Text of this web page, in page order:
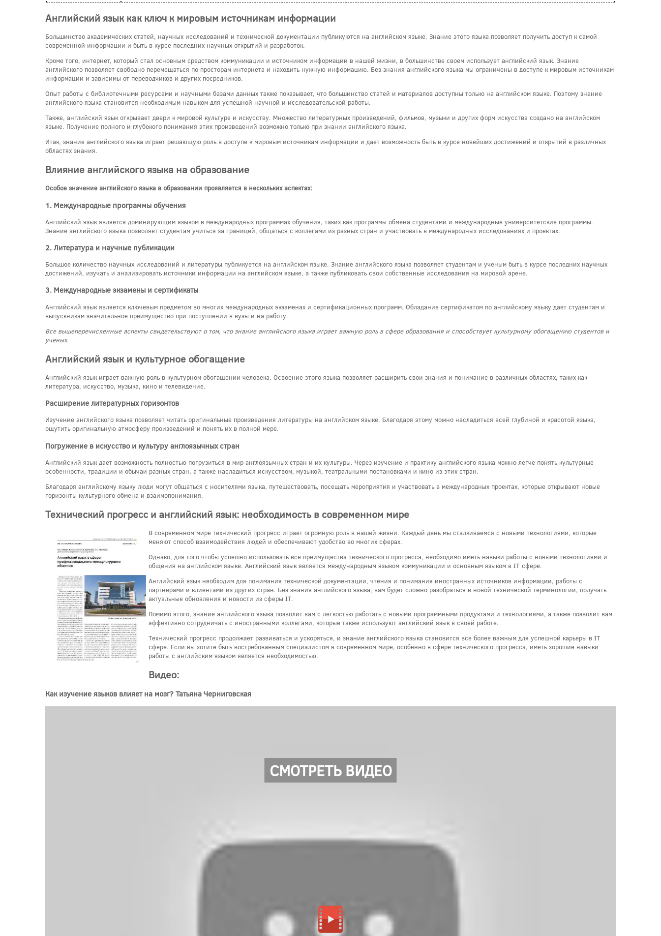
Английский язык как ключ к мировым источникам информации
Большинство академических статей, научных исследований и технической документации публикуются на английском языке. Знание этого языка позволяет получить доступ к самой
современной информации и быть в курсе последних научных открытий и разработок.
Кроме того, интернет, который стал основным средством коммуникации и источником информации в нашей жизни, в большинстве своем использует английский язык. Знание
английского позволяет свободно перемещаться по просторам интернета и находить нужную информацию. Без знания английского языка мы ограничены в доступе к мировым источникам
информации и зависимы от переводчиков и других посредников.
Опыт работы с библиотечными ресурсами и научными базами данных также показывает, что большинство статей и материалов доступны только на английском языке. Поэтому знание
английского языка становится необходимым навыком для успешной научной и исследовательской работы.
Также, английский язык открывает двери к мировой культуре и искусству. Множество литературных произведений, фильмов, музыки и других форм искусства создано на английском
языке. Получение полного и глубокого понимания этих произведений возможно только при знании английского языка.
Итак, знание английского языка играет решающую роль в доступе к мировым источникам информации и дает возможность быть в курсе новейших достижений и открытий в различных
областях знания.
Влияние английского языка на образование
Особое значение английского языка в образовании проявляется в нескольких аспектах:
1. Международные программы обучения
Английский язык является доминирующим языком в международных программах обучения, таких как программы обмена студентами и международные университетские программы.
Знание английского языка позволяет студентам учиться за границей, общаться с коллегами из разных стран и участвовать в международных исследованиях и проектах.
2. Литература и научные публикации
Большое количество научных исследований и литературы публикуется на английском языке. Знание английского языка позволяет студентам и ученым быть в курсе последних научных
достижений, изучать и анализировать источники информации на английском языке, а также публиковать свои собственные исследования на мировой арене.
3. Международные экзамены и сертификаты
Английский язык является ключевым предметом во многих международных экзаменах и сертификационных программ. Обладание сертификатом по английскому языку дает студентам и
выпускникам значительное преимущество при поступлении в вузы и на работу.
Все вышеперечисленные аспекты свидетельствуют о том, что знание английского языка играет важную роль в сфере образования и способствует культурному обогащению студентов и
ученых.
Английский язык и культурное обогащение
Английский язык играет важную роль в культурном обогащении человека. Освоение этого языка позволяет расширить свои знания и понимание в различных областях, таких как
литература, искусство, музыка, кино и телевидение.
Расширение литературных горизонтов
Изучение английского языка позволяет читать оригинальные произведения литературы на английском языке. Благодаря этому можно насладиться всей глубиной и красотой языка,
ощутить оригинальную атмосферу произведений и понять их в полной мере.
Погружение в искусство и культуру англоязычных стран
Английский язык дает возможность полностью погрузиться в мир англоязычных стран и их культуры. Через изучение и практику английского языка можно легче понять культурные
особенности, традиции и обычаи разных стран, а также насладиться искусством, музыкой, театральными постановками и кино из этих стран.
Благодаря английскому языку люди могут общаться с носителями языка, путешествовать, посещать мероприятия и участвовать в международных проектах, которые открывают новые
горизонты культурного обмена и взаимопонимания.
Технический прогресс и английский язык: необходимость в современном мире
В современном мире технический прогресс играет огромную роль в нашей жизни. Каждый день мы сталкиваемся с новыми технологиями, которые
меняют способ взаимодействия людей и обеспечивают удобство во многих сферах.
Однако, для того чтобы успешно использовать все преимущества технического прогресса, необходимо иметь навыки работы с новыми технологиями и
общения на английском языке. Английский язык является международным языком коммуникации и основным языком в IT сфере.
Английский язык необходим для понимания технической документации, чтения и понимания иностранных источников информации, работы с
партнерами и клиентами из других стран. Без знания английского языка, вам будет сложно разобраться в новой технической терминологии, получать
актуальные обновления и новости из сферы IT.
Помимо этого, знание английского языка позволит вам с легкостью работать с новыми программными продуктами и технологиями, а также позволит вам
эффективно сотрудничать с иностранными коллегами, которые также используют английский язык в своей работе.
Технический прогресс продолжает развиваться и ускоряться, и знание английского языка становится все более важным для успешной карьеры в IT
сфере. Если вы хотите быть востребованным специалистом в современном мире, особенно в сфере технического прогресса, иметь хорошие навыки
работы с английским языком является необходимостью.
Видео:
Как изучение языков влияет на мозг? Татьяна Черниговская
СМОТРЕТЬ ВИДЕО